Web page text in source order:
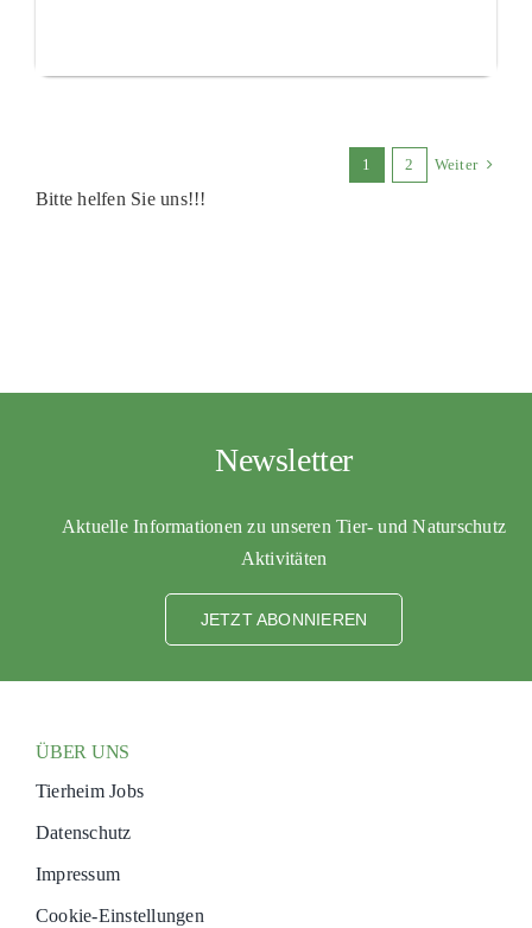
1 2 Weiter
Bitte helfen Sie uns!!!
Newsletter
Aktuelle Informationen zu unseren Tier- und Naturschutz
Aktivitäten
JETZT ABONNIEREN
ÜBER UNS
Tierheim Jobs
Datenschutz
Impressum
Cookie-Einstellungen